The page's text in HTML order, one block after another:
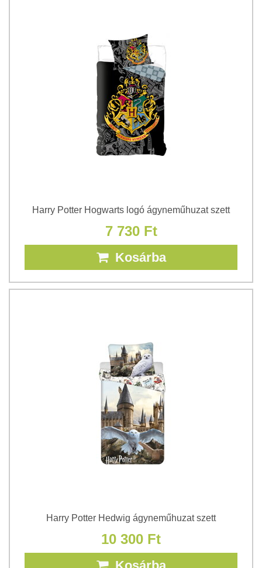
Harry Potter Hogwarts logó ágyneműhuzat szett
7 730 Ft
Kosárba
Harry Potter Hedwig ágyneműhuzat szett
10 300 Ft